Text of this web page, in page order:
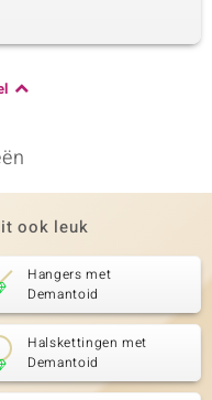
ook leuk
Hangers met
Demantoid
Halskettingen met
Demantoid